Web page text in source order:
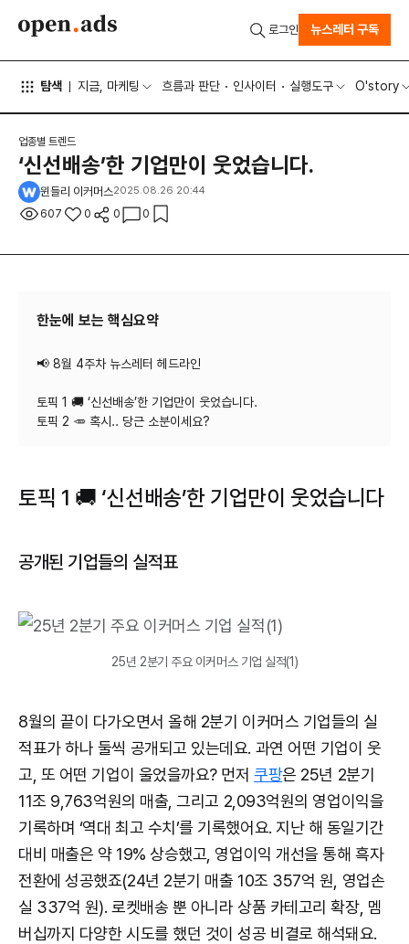
탐색 지금, 마케팅 흐름과 판단 인사이터 실행도구 O'story
로그인 뉴스레터 구독
업종별 트렌드
‘신선배송’한 기업만이 웃었습니다.
윈들리 이커머스2025.08.26 20:44
607 0 0 0
한눈에 보는 핵심요약
📢 8월 4주차 뉴스레터 헤드라인
토픽 1 🚚 ‘신선배송’한 기업만이 웃었습니다.
토픽 1 🚚 ‘신선배송’한 기업만이 웃었습니다
공개된 기업들의 실적표
25년 2분기 주요 이커머스 기업 실적(1)
8월의 끝이 다가오면서 올해 2분기 이커머스 기업들의 실
적표가 하나 둘씩 공개되고 있는데요. 과연 어떤 기업이 웃
고, 또 어떤 기업이 울었을까요? 먼저쿠팡은 25년 2분기
11조 9,763억원의 매출, 그리고 2,093억원의 영업이익을
기록하며 ‘역대 최고 수치’를 기록했어요. 지난 해 동일기간
대비 매출은 약 19% 상승했고, 영업이익 개선을 통해 흑자
전환에 성공했죠(24년 2분기 매출 10조 357억 원, 영업손
실 337억 원). 로켓배송 뿐 아니라 상품 카테고리 확장, 멤
버십까지 다양한 시도를 했던 것이 성공 비결로 해석돼요.